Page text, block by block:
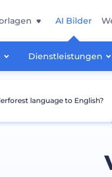
AI Bilder
Dienstleistungen
language to English?